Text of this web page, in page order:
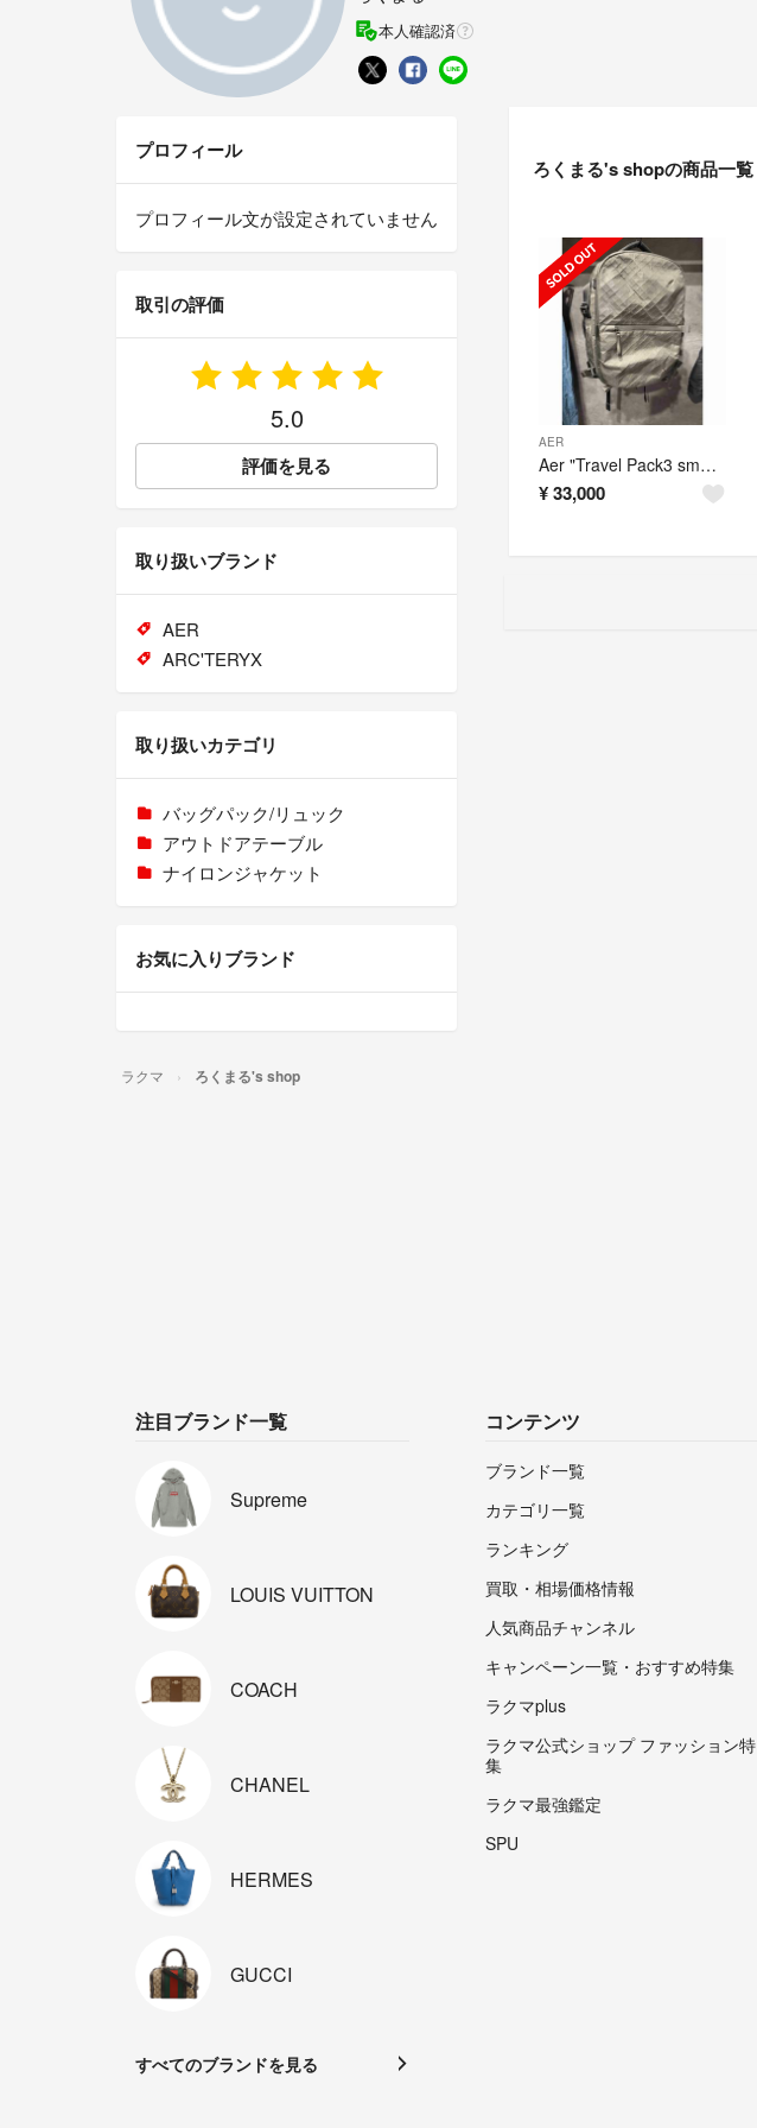
本人確認済
ろくまる's shopの商品一覧
AER
Aer "Travel Pack3 small Ultra"(black) 限定
¥33,000
プロフィール
プロフィール文が設定されていません
取引の評価
5.0
評価を見る
取り扱いブランド
AER
ARC'TERYX
取り扱いカテゴリ
バッグパック/リュック
アウトドアテーブル
ナイロンジャケット
お気に入りブランド
ラクマ ろくまる's shop
注目ブランド一覧
Supreme
LOUIS VUITTON
COACH
CHANEL
HERMES
GUCCI
すべてのブランドを見る
コンテンツ
ブランド一覧
カテゴリ一覧
ランキング
買取・相場価格情報
人気商品チャンネル
キャンペーン一覧・おすすめ特集
ラクマplus
ラクマ公式ショップ ファッション特
集
ラクマ最強鑑定
SPU